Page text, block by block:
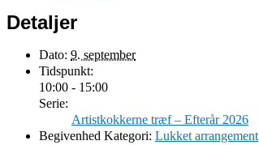
Detaljer
Dato: 9. september
Tidspunkt:
10:00 - 15:00
Serie:
Artistkokkerne træf – Efterår 2026
Begivenhed Kategori: Lukket arrangement